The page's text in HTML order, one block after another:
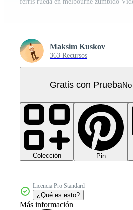
ferris rueda en melbourne zumbido
Maksim Kuskov
363 Recursos
Gratis con Prueba
Colección Pin
Licencia Pro Standard
¿Qué es esto?
Más información